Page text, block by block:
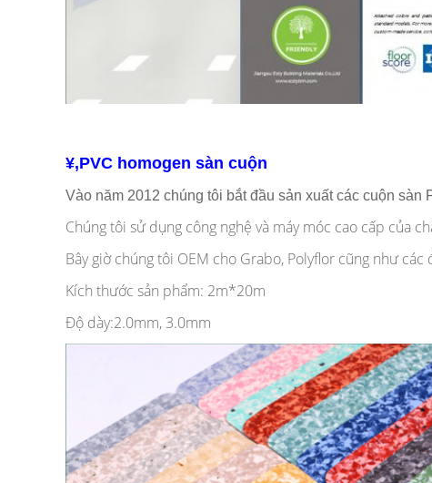
¥,PVC homogen sàn cuộn
Vào năm 2012 chúng tôi bắt đầu sản xuất các cuộn sàn
Chúng tôi sử dụng công nghệ và máy móc cao cấp của
Bây giờ chúng tôi OEM cho Grabo, Polyflor cũng như
Kích thước sản phẩm: 2m*20m
Độ dày:2.0mm, 3.0mm